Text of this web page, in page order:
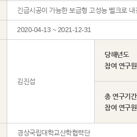
긴급시공이 가능한 보급형 고성능 벨크로
2020-04-13 ~ 2021-12-31
김진섭
당해년도
참여 연구
총 연구기간
참여 연구
경상국립대학교산학협력단